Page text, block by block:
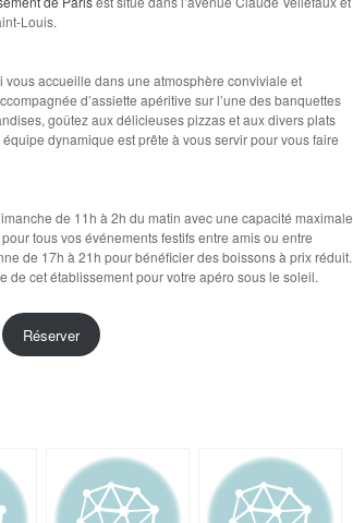
Louis.
vous accueille dans une atmosphère conviviale et
d’assiette apéritive sur l’une des banquettes
goûtez aux délicieuses pizzas et aux divers plats
dynamique est prête à vous servir pour vous faire
de 11h à 2h du matin avec une capacité maximale
tous vos événements festifs entre amis ou entre
de 17h à 21h pour bénéficier des boissons à prix réduit.
de cet établissement pour votre apéro sous le soleil.
Réserver